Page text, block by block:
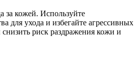
за кожей. Используйте
для ухода и избегайте агрессивных
риск раздражения кожи и